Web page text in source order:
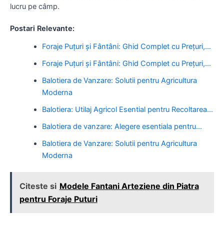
lucru pe câmp.
Postari Relevante:
Foraje Puțuri și Fântâni: Ghid Complet cu Prețuri,…
Foraje Puțuri și Fântâni: Ghid Complet cu Prețuri,…
Balotiera de Vanzare: Solutii pentru Agricultura
Moderna
Balotiera: Utilaj Agricol Esential pentru Recoltarea…
Balotiera de vanzare: Alegere esentiala pentru…
Balotiera de Vanzare: Solutii pentru Agricultura
Moderna
Citeste si Modele Fantani Arteziene din Piatra
pentru Foraje Puturi